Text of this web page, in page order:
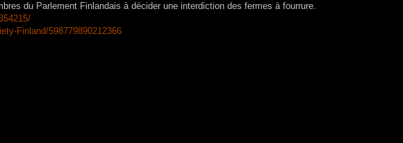
du Parlement Finlandais à décider une interdiction des fermes à fourrure.
Finland/598779890212366